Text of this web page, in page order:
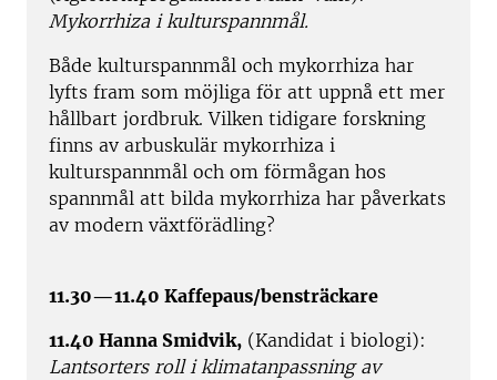
Mykorrhiza i kulturspannmål.
Både kulturspannmål och mykorrhiza har
lyfts fram som möjliga för att uppnå ett mer
hållbart jordbruk. Vilken tidigare forskning
finns av arbuskulär mykorrhiza i
kulturspannmål och om förmågan hos
spannmål att bilda mykorrhiza har påverkats
av modern växtförädling?
11.30—11.40 Kaffepaus/bensträckare
11.40 Hanna Smidvik, (Kandidat i biologi):
Lantsorters roll i klimatanpassning av